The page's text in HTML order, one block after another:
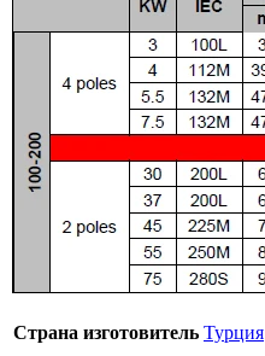
Страна изготовитель Турция